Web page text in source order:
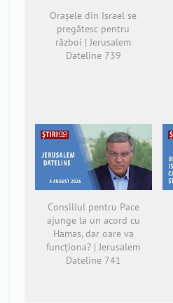
Orașele din Israel se
pregătesc pentru
război | Jerusalem
Dateline 739
Consiliul pentru Pace
ajunge la un acord cu
Hamas, dar oare va
funcționa? | Jerusalem
Dateline 741